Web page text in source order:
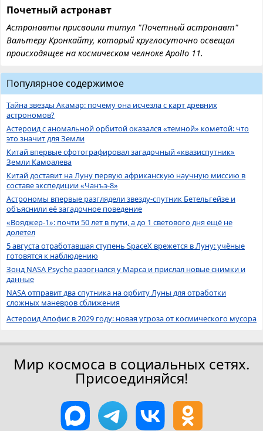
Почетный астронавт
Астронавты присвоили титул "Почетный астронавт"
Вальтеру Кронкайту, который круглосуточно освещал
происходящее на космическом челноке Apollo 11.
Популярное содержимое
Тайна звезды Акамар: почему она исчезла с карт древних
астрономов?
Астероид с аномальной орбитой оказался «темной» кометой: что
это значит для Земли
Китай впервые сфотографировал загадочный «квазиспутник»
Земли Камоалева
Китай доставит на Луну первую африканскую научную миссию в
составе экспедиции «Чанъэ-8»
Астрономы впервые разглядели звезду-спутник Бетельгейзе и
объяснили её загадочное поведение
«Вояджер-1»: почти 50 лет в пути, а до 1 светового дня ещё не
долетел
5 августа отработавшая ступень SpaceX врежется в Луну: учёные
готовятся к наблюдению
Зонд NASA Psyche разогнался у Марса и прислал новые снимки и
данные
NASA отправит два спутника на орбиту Луны для отработки
сложных маневров сближения
Астероид Апофис в 2029 году: новая угроза от космического мусора
Мир космоса в социальных сетях.
Присоединяйся!